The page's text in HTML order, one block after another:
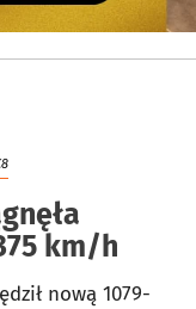
km/h
nową 1079-